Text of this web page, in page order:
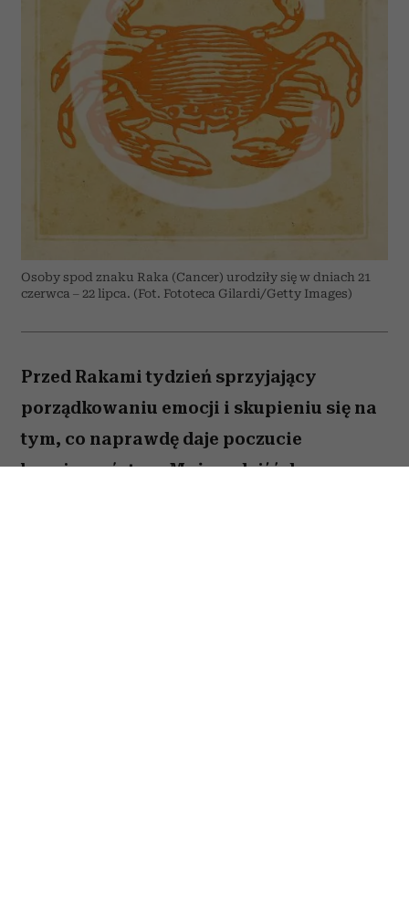
Osoby spod znaku Raka (Cancer) urodziły się w dniach 21
czerwca – 22 lipca. (Fot. Fototeca Gilardi/Getty Images)
Przed Rakami tydzień sprzyjający
porządkowaniu emocji i skupieniu się na
tym, co naprawdę daje poczucie
bezpieczeństwa. Możesz dojść do